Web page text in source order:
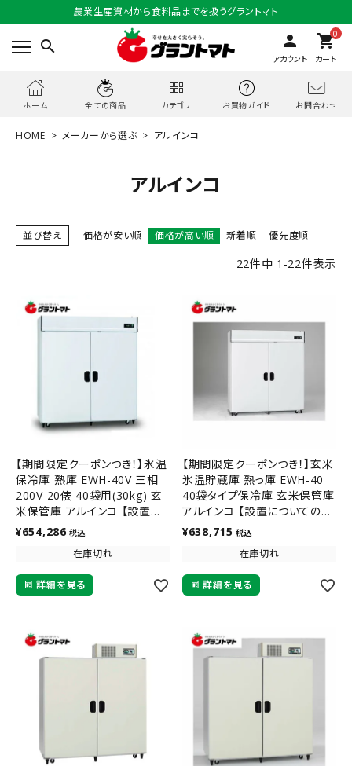
農業生産資材から食料品までを扱うグラントマト
search person
アカウント
0
shopping_cart
カート
ホーム 全ての商品 カテゴリ お買物ガイド お問合わせ
HOME メーカーから選ぶ アルインコ
アルインコ
並び替え 価格が安い順 価格が高い順 新着順 優先度順
22件中 1 -22件表示
【期間限定クーポンつき！】氷温
保冷庫 熟庫 EWH-40V 三相
200V 20俵 40袋用(30kg) 玄
米保管庫 アルインコ 【設置に
ついてのアンケートあり】【メー
カー直送】
¥654,286 税込
在庫切れ
詳細を見る
【期間限定クーポンつき！】玄米
氷温貯蔵庫 熟っ庫 EWH-40
40袋タイプ保冷庫 玄米保管庫
アルインコ 【設置についてのア
ンケートあり】【メーカー直送】
¥638,715 税込
在庫切れ
詳細を見る